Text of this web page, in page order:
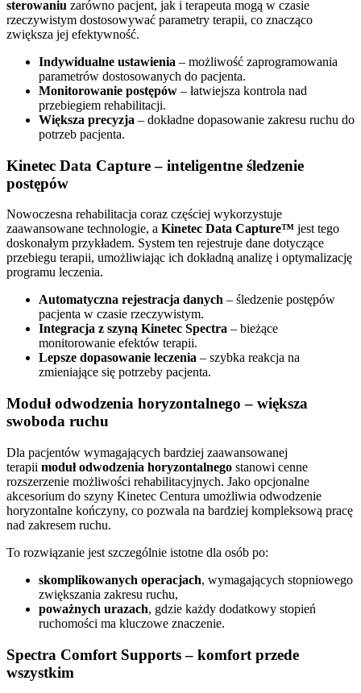
sterowaniu zarówno pacjent, jak i terapeuta mogą w czasie
rzeczywistym dostosowywać parametry terapii, co znacząco
zwiększa jej efektywność.
Indywidualne ustawienia – możliwość zaprogramowania
parametrów dostosowanych do pacjenta.
Monitorowanie postępów – łatwiejsza kontrola nad
przebiegiem rehabilitacji.
Większa precyzja – dokładne dopasowanie zakresu ruchu do
potrzeb pacjenta.
Kinetec Data Capture – inteligentne śledzenie
postępów
Nowoczesna rehabilitacja coraz częściej wykorzystuje
zaawansowane technologie, a Kinetec Data Capture™ jest tego
doskonałym przykładem. System ten rejestruje dane dotyczące
przebiegu terapii, umożliwiając ich dokładną analizę i optymalizację
programu leczenia.
Automatyczna rejestracja danych – śledzenie postępów
pacjenta w czasie rzeczywistym.
Integracja z szyną Kinetec Spectra – bieżące
monitorowanie efektów terapii.
Lepsze dopasowanie leczenia – szybka reakcja na
zmieniające się potrzeby pacjenta.
Moduł odwodzenia horyzontalnego – większa
swoboda ruchu
Dla pacjentów wymagających bardziej zaawansowanej
terapii moduł odwodzenia horyzontalnego stanowi cenne
rozszerzenie możliwości rehabilitacyjnych. Jako opcjonalne
akcesorium do szyny Kinetec Centura umożliwia odwodzenie
horyzontalne kończyny, co pozwala na bardziej kompleksową pracę
nad zakresem ruchu.
To rozwiązanie jest szczególnie istotne dla osób po:
skomplikowanych operacjach, wymagających stopniowego
zwiększania zakresu ruchu,
poważnych urazach, gdzie każdy dodatkowy stopień
ruchomości ma kluczowe znaczenie.
Spectra Comfort Supports – komfort przede
wszystkim